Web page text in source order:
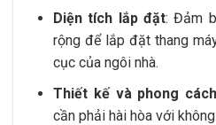
Diện tích lắp đặt: Đảm
rộng để lắp đặt thang
cục của ngôi nhà.
Thiết kế và phong
cần phải hài hòa với